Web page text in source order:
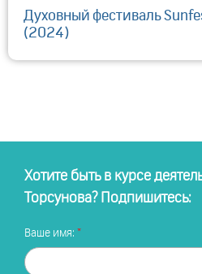
Духовный фестиваль
(2024)
Хотите быть в курсе
Торсунова? Подпишитесь:
Ваше имя: